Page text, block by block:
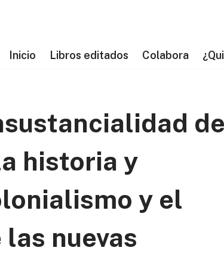
Inicio Libros editados Colabora
de
historia y
y el
nuevas